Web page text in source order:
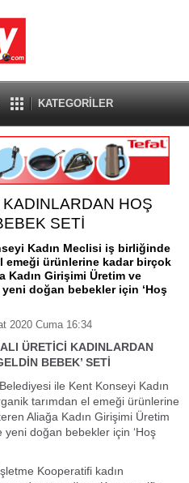
KATEGORİLER
HOŞ
SETİ
Kadın Meclisi iş birliğinde
emeği ürünlerine kadar birçok
Kadın Girişimi Üretim ve
doğan bebekler için ‘Hoş
2020 Cuma 16:34
ÜRETİCİ KADINLARDAN
BEBEK’ SETİ
ile Kent Konseyi Kadın
tarımdan el emeği ürünlerine
Aliağa Kadın Girişimi Üretim
doğan bebekler için ‘Hoş
Kooperatifi kadın